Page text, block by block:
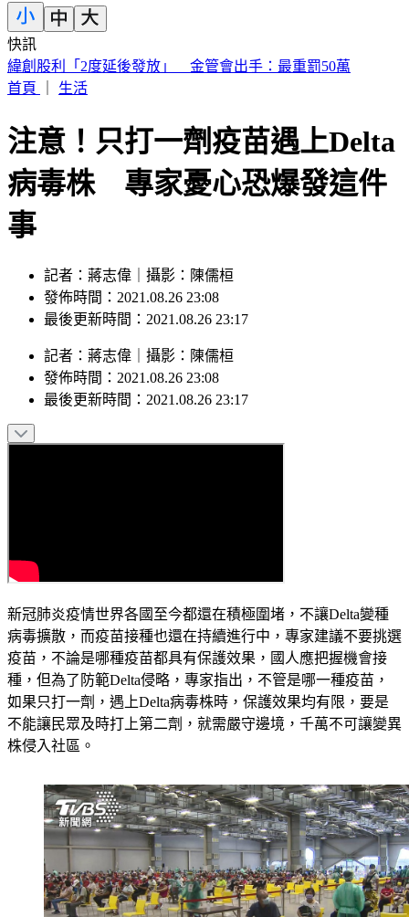
快訊
砍Gmail神功能 2027年起停止支援第三方帳號收寄信
首頁
生活
注意！只打一劑疫苗遇上Delta
病毒株 專家憂心恐爆發這件
事
記者：蔣志偉｜攝影：陳儒桓
發佈時間：2021.08.26 23:08
最後更新時間：2021.08.26 23:17
記者 ： 蔣志偉 攝影 ： 陳儒桓
發佈時間： 2021.08.26 23:08
最後更新時間： 2021.08.26 23:17
新冠肺炎疫情世界各國至今都還在積極圍堵，不讓Delta變種
病毒擴散，而疫苗接種也還在持續進行中，專家建議不要挑選
疫苗，不論是哪種疫苗都具有保護效果，國人應把握機會接
種，但為了防範Delta侵略，專家指出，不管是哪一種疫苗，
如果只打一劑，遇上Delta病毒株時，保護效果均有限，要是
不能讓民眾及時打上第二劑，就需嚴守邊境，千萬不可讓變異
株侵入社區。